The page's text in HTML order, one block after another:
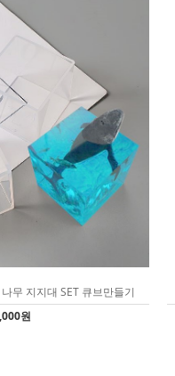
무 지지대 SET 큐브만들기
원